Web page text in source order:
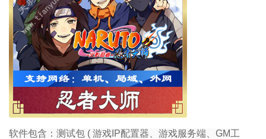
软件包含：测试包 ( 游戏IP配置器、游戏服务端、GM工